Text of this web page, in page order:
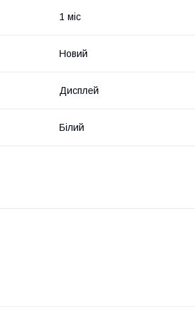
1 міс
Новий
Дисплей
Білий